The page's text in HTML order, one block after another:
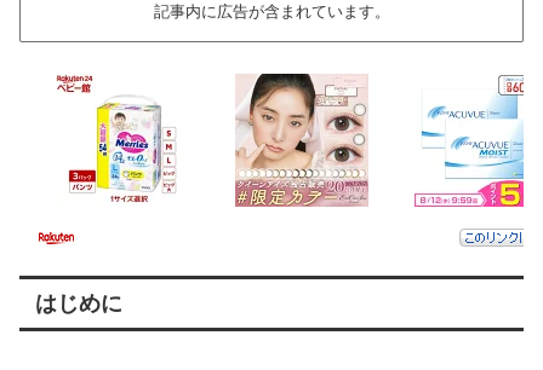
記事内に広告が含まれています。
はじめに